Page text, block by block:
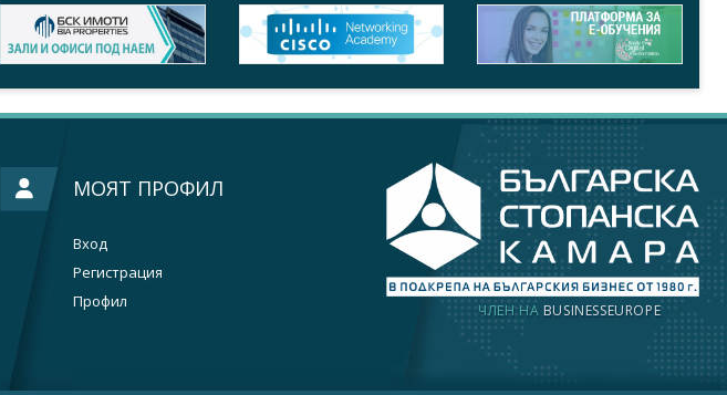
МОЯТ ПРОФИЛ
Вход
Регистрация
Профил
ЧЛЕН НА BUSINESSEUROPE